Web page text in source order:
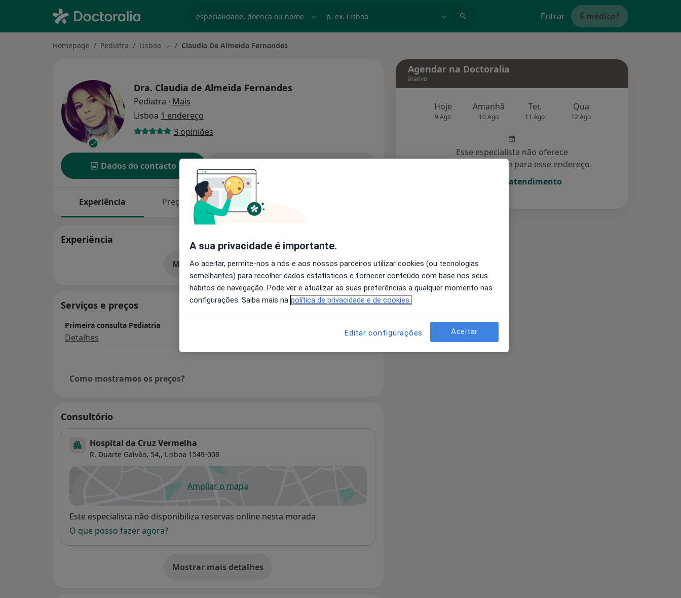
Entrar É médico?
Homepage Pediatra Lisboa Mudar de cidade
Claudia De Almeida Fernandes
Dra. Claudia de Almeida Fernandes
Pediatra · Mais
Lisboa 1 endereço
3 opiniões
Dados do contacto
Experiência Preços Consultórios
Experiência
Mostrar mais detalhes
sobre a experiência
Serviços e preços
Primeira consulta Pediatria
Detalhes
Como mostramos os preços?
Consultório
Hospital da Cruz Vermelha
R. Duarte Galvão, 54,, Lisboa 1549-008
Ampliar o mapaabre num novo separador
Disponibilidade
Este especialista não disponibiliza reservas online nesta morada
O que posso fazer agora?
Mostrar mais detalhes
sobre o endereço
Agendar na Doctoralia
Inativo
Hoje
9 Ago
Amanhã
10 Ago
Ter,
11 Ago
Qua
12 Ago
Esse especialista não oferece
agendamento online para esse endereço.
Solicite um atendimento
A sua privacidade é importante.
Ao aceitar, permite-nos a nós e aos nossos parceiros utilizar cookies (ou tecnologias
semelhantes) para recolher dados estatísticos e fornecer conteúdo com base nos seus
hábitos de navegação. Pode ver e atualizar as suas preferências a qualquer momento nas
configurações. Saiba mais na política de privacidade e de cookies.
Editar configurações Aceitar